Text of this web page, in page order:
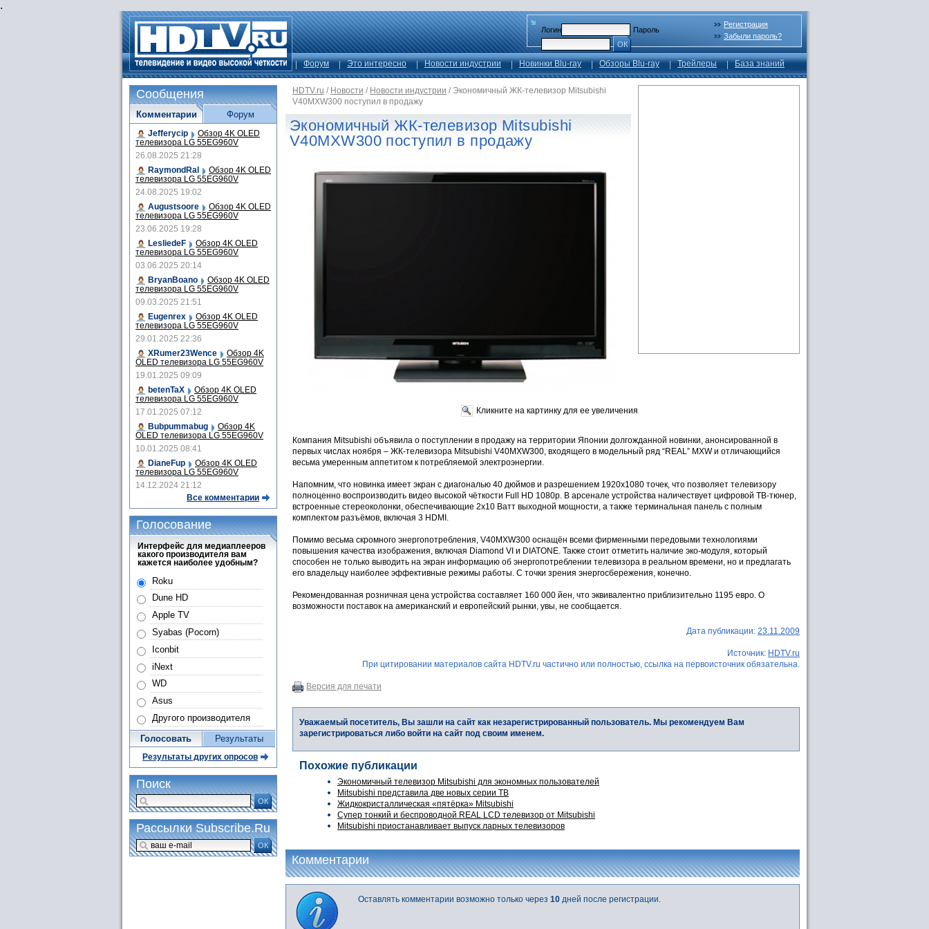
.
Логин
Пароль
ОК
Регистрация
Забыли пароль?
Форум Это интересно Новости индустрии Новинки Blu-ray Обзоры Blu-ray Трейлеры База знаний
HDTV.ru / Новости / Новости индустрии / Экономичный ЖК-телевизор Mitsubishi
V40MXW300 поступил в продажу
Экономичный ЖК-телевизор Mitsubishi
V40MXW300 поступил в продажу
Кликните на картинку для ее увеличения
Компания Mitsubishi объявила о поступлении в продажу на территории Японии долгожданной новинки, анонсированной в
первых числах ноября – ЖК-телевизора Mitsubishi V40MXW300, входящего в модельный ряд “REAL” MXW и отличающийся
весьма умеренным аппетитом к потребляемой электроэнергии.
Напомним, что новинка имеет экран с диагональю 40 дюймов и разрешением 1920х1080 точек, что позволяет телевизору
полноценно воспроизводить видео высокой чёткости Full HD 1080p. В арсенале устройства наличествует цифровой ТВ-тюнер,
встроенные стереоколонки, обеспечивающие 2х10 Ватт выходной мощности, а также терминальная панель с полным
комплектом разъёмов, включая 3 HDMI.
Помимо весьма скромного энергопотребления, V40MXW300 оснащён всеми фирменными передовыми технологиями
повышения качества изображения, включая Diamond VI и DIATONE. Также стоит отметить наличие эко-модуля, который
способен не только выводить на экран информацию об энергопотреблении телевизора в реальном времени, но и предлагать
его владельцу наиболее эффективные режимы работы. С точки зрения энергосбережения, конечно.
Рекомендованная розничная цена устройства составляет 160 000 йен, что эквивалентно приблизительно 1195 евро. О
возможности поставок на американский и европейский рынки, увы, не сообщается.
Дата публикации: 23.11.2009
Источник: HDTV.ru
При цитировании материалов сайта HDTV.ru частично или полностью, ссылка на первоисточник обязательна.
Версия для печати
Уважаемый посетитель, Вы зашли на сайт как незарегистрированный пользователь. Мы рекомендуем Вам
зарегистрироваться либо войти на сайт под своим именем.
Похожие публикации
Экономичный телевизор Mitsubishi для экономных пользователей
Mitsubishi представила две новых серии ТВ
Жидкокристаллическая «пятёрка» Mitsubishi
Супер тонкий и беспроводной REAL LCD телевизор от Mitsubishi
Mitsubishi приостанавливает выпуск ларных телевизоров
Комментарии
Оставлять комментарии возможно только через 10 дней после регистрации.
Сообщения
Комментарии
Jefferycip Обзор 4K OLED
телевизора LG 55EG960V
26.08.2025 21:28
RaymondRal
Обзор 4K OLED
телевизора LG 55EG960V
24.08.2025 19:02
Augustsoore
Обзор 4K OLED
телевизора LG 55EG960V
23.06.2025 19:28
LesliedeF
Обзор 4K OLED
телевизора LG 55EG960V
03.06.2025 20:14
BryanBoano
Обзор 4K OLED
телевизора LG 55EG960V
09.03.2025 21:51
Eugenrex
Обзор 4K OLED
телевизора LG 55EG960V
29.01.2025 22:36
XRumer23Wence
Обзор 4K
OLED телевизора LG 55EG960V
19.01.2025 09:09
betenTaX
Обзор 4K OLED
телевизора LG 55EG960V
17.01.2025 07:12
Bubpummabug
Обзор 4K
OLED телевизора LG 55EG960V
10.01.2025 08:41
DianeFup
Обзор 4K OLED
телевизора LG 55EG960V
14.12.2024 21:12
Все комментарии
Форум
Голосование
Интерфейс для медиаплееров
какого производителя вам
кажется наиболее удобным?
Roku
Dune HD
Apple TV
Syabas (Pocorn)
Iconbit
iNext
WD
Asus
Другого производителя
Голосовать Результаты
Результаты других опросов
Поиск
ОК
Рассылки Subscribe.Ru
ОК